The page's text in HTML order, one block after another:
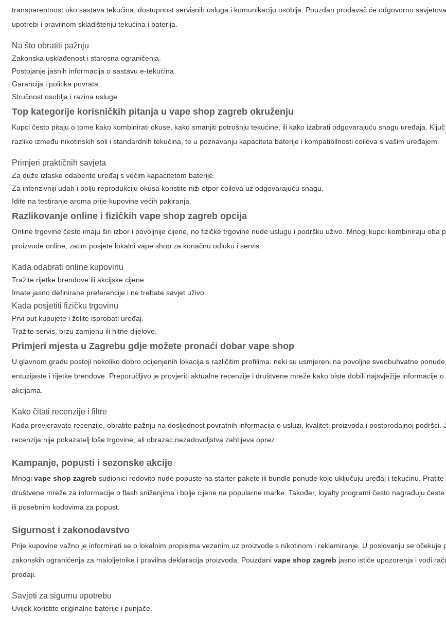
transparentnost oko sastava tekućina, dostupnost servisnih usluga i komunikaciju osoblja. Pouzdan prodavač će odgovorno
upotrebi i pravilnom skladištenju tekućina i baterija.
Na što obratiti pažnju
Zakonska usklađenost i starosna ograničenja.
Postojanje jasnih informacija o sastavu e-tekućina.
Garancija i politika povrata.
Stručnost osoblja i razina usluge.
Top kategorije korisničkih pitanja uvape shop zagreb okruženju
Kupci često pitaju o tome kako kombinirati okuse, kako smanjiti potrošnju tekućine, ili kako izabrati odgovarajuću snagu uređaja.
razlike između nikotinskih soli i standardnih tekućina, te u poznavanju kapaciteta baterije i kompatibilnosti coilova s vašim uređajem.
Primjeri praktičnih savjeta
Za duže izlaske odaberite uređaj s većim kapacitetom baterije.
Za intenzivniji udah i bolju reprodukciju okusa koristite niži otpor coilova uz odgovarajuću snagu.
Idite na testiranje aroma prije kupovine većih pakiranja.
Razlikovanje online i fizičkihvape shop zagreb opcija
Online trgovine često imaju širi izbor i povoljnije cijene, no fizičke trgovine nude uslugu i podršku uživo. Mnogi kupci kombiniraju oba
proizvode online, zatim posjete lokalni vape shop za konačnu odluku i servis.
Kada odabrati online kupovinu
Tražite rijetke brendove ili akcijske cijene.
Imate jasno definirane preferencije i ne trebate savjet uživo.
Kada posjetiti fizičku trgovinu
Prvi put kupujete i želite isprobati uređaj.
Tražite servis, brzu zamjenu ili hitne dijelove.
Primjeri mjesta u Zagrebu gdje možete pronaći dobar vape shop
U glavnom gradu postoji nekoliko dobro ocijenjenih lokacija s različitim profilima: neki su usmjereni na povoljne sveobuhvatne
entuzijaste i rijetke brendove. Preporučljivo je provjeriti aktualne recenzije i društvene mreže kako biste dobili najsvježije informacije
akcijama.
Kako čitati recenzije i filtre
Kada provjeravate recenzije, obratite pažnju na dosljednost povratnih informacija o usluzi, kvaliteti proizvoda i postprodajnoj podršci.
recenzija nije pokazatelj loše trgovine, ali obrazac nezadovoljstva zahtijeva oprez.
Kampanje, popusti i sezonske akcije
Mnogivape shop zagreb sudionici redovito nude popuste na starter pakete ili bundle ponude koje uključuju uređaj i tekućinu.
društvene mreže za informacije o flash sniženjima i bolje cijene na popularne marke. Također, loyalty programi često nagrađuju
ili posebnim kodovima za popust.
Sigurnost i zakonodavstvo
Prije kupovine važno je informirati se o lokalnim propisima vezanim uz proizvode s nikotinom i reklamiranje. U poslovanju se očekuje
zakonskih ograničenja za maloljetnike i pravilna deklaracija proizvoda. Pouzdanivape shop zagreb jasno ističe upozorenja i vodi
prodaji.
Savjeti za sigurnu upotrebu
Uvijek koristite originalne baterije i punjače.